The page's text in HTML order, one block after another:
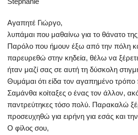
Αγαπητέ Γιώργο,
λυπάμαι που μαθαίνω για το θάνατο
Παρόλο που ήμουν έξω από την πόλη
παρευρεθώ στην κηδεία, θέλω να ξέρετε
ήταν μαζί σας σε αυτή τη δύσκολη
Θυμάμαι ότι είδα τον αγαπημένο τρόπο
Σαμάνθα κοίταξες ο ένας τον άλλον,
παντρεύτηκες τόσο πολύ. Παρακαλώ
προσευχηθώ για ειρήνη για εσάς και
Ο φίλος σου,